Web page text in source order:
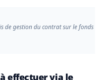
de gestion du contrat sur le fonds
effectuer via le